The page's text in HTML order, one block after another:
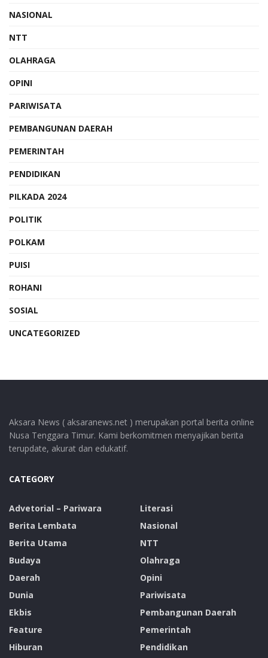
NASIONAL
NTT
OLAHRAGA
OPINI
PARIWISATA
PEMBANGUNAN DAERAH
PEMERINTAH
PENDIDIKAN
PILKADA 2024
POLITIK
POLKAM
PUISI
ROHANI
SOSIAL
UNCATEGORIZED
Aksara News ( aksaranews.net ) merupakan portal berita online
Nusa Tenggara Timur. Kami berkomitmen menyajikan berita
terupdate, akurat dan edukatif.
CATEGORY
Advetorial – Pariwara
Berita Lembata
Berita Utama
Budaya
Daerah
Dunia
Ekbis
Feature
Hiburan
Literasi
Nasional
NTT
Olahraga
Opini
Pariwisata
Pembangunan Daerah
Pemerintah
Pendidikan